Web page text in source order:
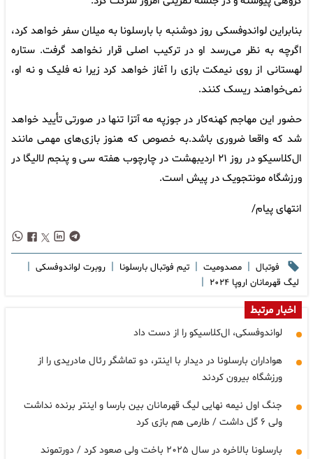
بنابراین لواندوفسکی روز دوشنبه با بارسلونا به میلان سفر خواهد کرد،
اگرچه به نظر می‌رسد او در ترکیب اصلی قرار نخواهد گرفت. ستاره
لهستانی از روی نیمکت بازی را آغاز خواهد کرد زیرا نه فلیک و نه او،
نمی‌خواهند ریسک کنند.
حضور این مهاجم کهنه‌کار در جوزپه مه آتزا تنها در صورتی تأیید خواهد
شد که واقعا ضروری باشد.به خصوص که هنوز بازی‌های مهمی مانند
ال‌کلاسیکو در روز ۲۱ اردیبهشت در چارچوب هفته سی و پنجم لالیگا در
ورزشگاه مونتجویک در پیش است.
انتهای پیام/
فوتبال | مصدومیت | تیم فوتبال بارسلونا | روبرت لواندوفسکی |
لیگ قهرمانان اروپا ۲۰۲۴ |
اخبار مرتبط
لواندوفسکی، ال‌کلاسیکو را از دست داد
هواداران بارسلونا در دیدار با اینتر، دو تماشگر رئال مادریدی را از
ورزشگاه بیرون کردند
جنگ اول نیمه نهایی لیگ قهرمانان بین بارسا و اینتر برنده نداشت
ولی ۶ گل داشت / طارمی هم بازی کرد
بارسلونا بالاخره در سال ۲۰۲۵ باخت ولی صعود کرد / دورتموند